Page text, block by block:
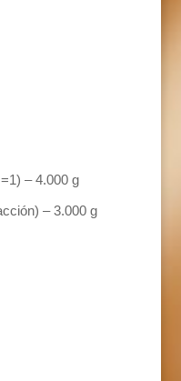
– 4.000 g
– 3.000 g